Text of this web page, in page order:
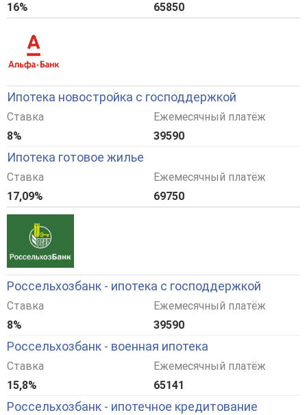
16%
65850
Ипотека новостройка с господдержкой
Ставка
8%
Ежемесячный платёж
39590
Ипотека готовое жилье
Ставка
17,09%
Ежемесячный платёж
69750
Россельхозбанк - ипотека с господдержкой
Ставка
8%
Ежемесячный платёж
39590
Россельхозбанк - военная ипотека
Ставка
15,8%
Ежемесячный платёж
65141
Россельхозбанк - ипотечное кредитование